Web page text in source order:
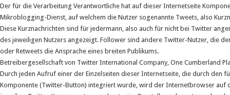
Der für die Verarbeitung Verantwortliche hat auf dieser Internetseite
Mikroblogging-Dienst, auf welchem die Nutzer sogenannte Tweets, also
Diese Kurznachrichten sind für jedermann, also auch für nicht bei Twitter
des jeweiligen Nutzers angezeigt. Follower sind andere Twitter-Nutzer, die
oder Retweets die Ansprache eines breiten Publikums.
Betreibergesellschaft von Twitter International Company, One Cumberland
Durch jeden Aufruf einer der Einzelseiten dieser Internetseite, die durch
Komponente (Twitter-Button) integriert wurde, wird der Internetbrowser auf